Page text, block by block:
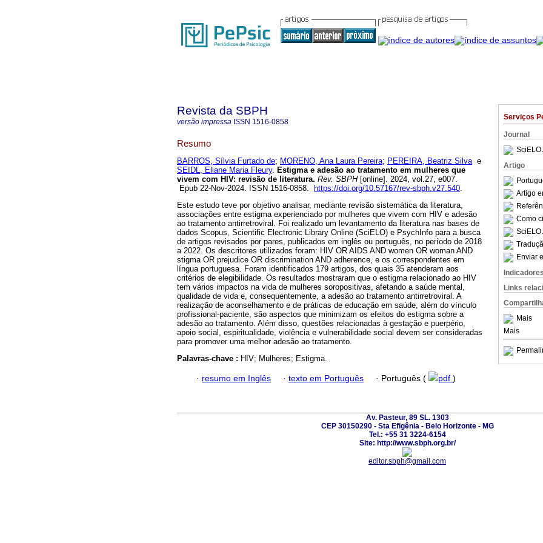
Serviços
Journal
SciELO
Artigo
Artigo
Como
SciELO
Enviar
Indicadores
Links
Mais
Mais
Revista da SBPH
versão impressa ISSN 1516-0858
Resumo
BARROS, Sílvia Furtado de; MORENO, Ana Laura Pereira; PEREIRA, Beatriz Silvae
SEIDL, Eliane Maria Fleury. Estigma e adesão ao tratamento em mulheres que
vivem com HIV: revisão de literatura. Rev. SBPH[online]. 2024, vol.27, e007.
Epub 22-Nov-2024. ISSN 1516-0858.
https://doi.org/10.57167/rev-sbph.v27.540.
Este estudo teve por objetivo analisar, mediante revisão sistemática da literatura,
associações entre estigma experienciado por mulheres que vivem com HIV e adesão
ao tratamento antirretroviral. Foi realizado um levantamento da literatura nas bases de
dados Scopus, Scientific Electronic Library Online (SciELO) e PsychInfo para a busca
de artigos revisados por pares, publicados em inglês ou português, no período de 2018
a 2022. Os descritores utilizados foram: HIV OR AIDS AND women OR woman AND
stigma OR prejudice OR discrimination AND adherence, e os correspondentes em
língua portuguesa. Foram identificados 179 artigos, dos quais 35 atenderam aos
critérios de elegibilidade. Os resultados mostraram que o estigma relacionado ao HIV
tem vários impactos na vida de mulheres soropositivas, afetando a saúde mental,
qualidade de vida e, consequentemente, a adesão ao tratamento antirretroviral. A
realização de aconselhamento e de práticas de educação em saúde, além do vínculo
profissional-paciente, são aspectos que minimizam os efeitos do estigma sobre a
adesão ao tratamento. Além disso, questões relacionadas à gestação e puerpério,
apoio social, espiritualidade, violência e vulnerabilidade social devem ser consideradas
para promover uma melhor adesão ao tratamento.
Palavras-chave : HIV; Mulheres; Estigma.
· resumo em Inglês · texto em Português · Português ( pdf )
Av. Pasteur, 89 SL. 1303
CEP 30150290 - Sta Efigênia - Belo Horizonte - MG
Tel.: +55 31 3224-6154
Site: http://www.sbph.org.br/
editor.sbph@gmail.com